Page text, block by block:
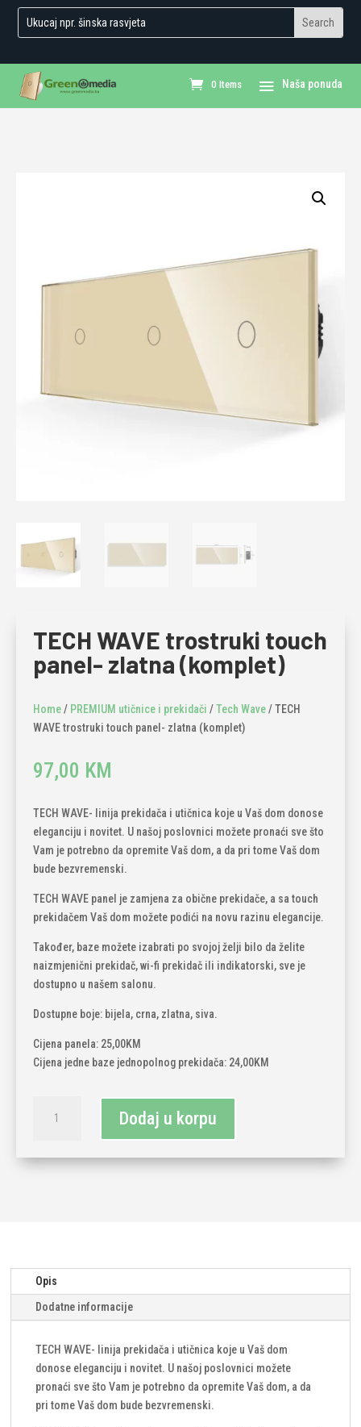
0 Items
TECH WAVE trostruki touch
panel- zlatna (komplet)
Home/ PREMIUM utičnice i prekidači /Tech Wave/ TECH
WAVE trostruki touch panel- zlatna (komplet)
97,00 KM
TECH WAVE- linija prekidača i utičnica koje u Vaš dom donose
eleganciju i novitet. U našoj poslovnici možete pronaći sve što
Vam je potrebno da opremite Vaš dom, a da pri tome Vaš dom
bude bezvremenski.
TECH WAVE panel je zamjena za obične prekidače, a sa touch
prekidačem Vaš dom možete podići na novu razinu elegancije.
Također, baze možete izabrati po svojoj želji bilo da želite
naizmjenični prekidač, wi-fi prekidač ili indikatorski, sve je
dostupno u našem salonu.
Dostupne boje: bijela, crna, zlatna, siva.
Cijena panela: 25,00KM
Cijena jedne baze jednopolnog prekidača: 24,00KM
WAVE
touch
Dodaj u korpu
Opis
Dodatne informacije
TECH WAVE- linija prekidača i utičnica koje u Vaš dom
donose eleganciju i novitet. U našoj poslovnici možete
pronaći sve što Vam je potrebno da opremite Vaš dom, a da
pri tome Vaš dom bude bezvremenski.